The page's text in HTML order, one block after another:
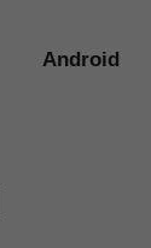
Android